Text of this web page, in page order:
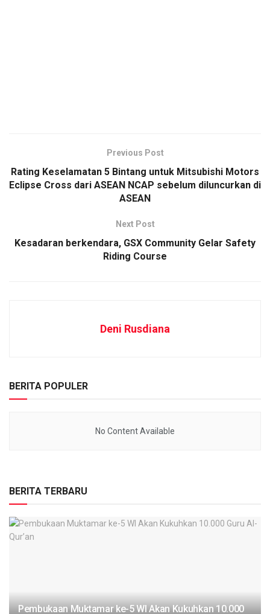
Previous Post
Rating Keselamatan 5 Bintang untuk Mitsubishi Motors
Eclipse Cross dari ASEAN NCAP sebelum diluncurkan di
ASEAN
Next Post
Kesadaran berkendara, GSX Community Gelar Safety
Riding Course
Deni Rusdiana
BERITA POPULER
No Content Available
BERITA TERBARU
Pembukaan Muktamar ke-5 WI Akan Kukuhkan 10.000